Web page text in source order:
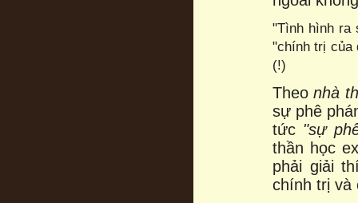
"Tình hình ra
"chính trị của
(!)
Theonhà
sự phê
tức "sự
thần học
phải giải
chính trị và